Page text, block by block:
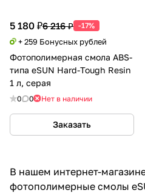
5 180 ₽6 216 ₽ -17%
+ 259 Бонусных рублей
Фотополимерная смола ABS-
типа eSUN Hard-Tough Resin
1 л, серая
0 0 Нет в наличии
Заказать
В нашем интернет-
фотополимерные смолы